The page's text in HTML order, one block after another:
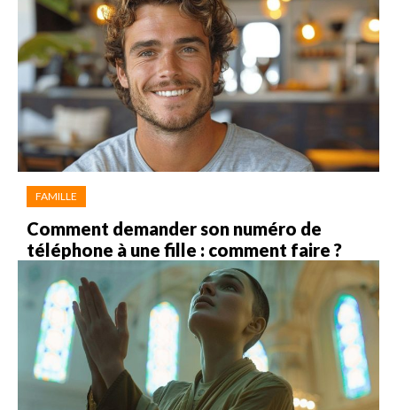
FAMILLE
Comment demander son numéro de
téléphone à une fille : comment faire ?